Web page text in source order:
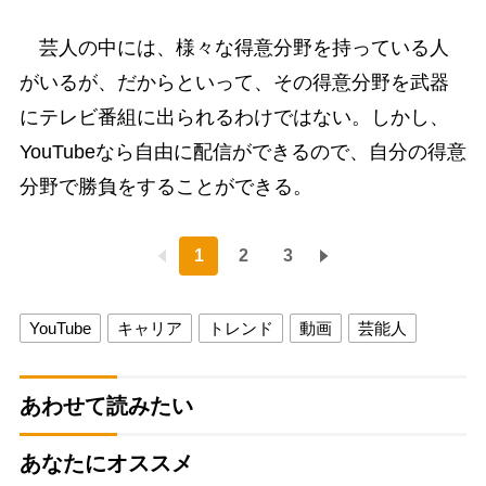
芸人の中には、様々な得意分野を持っている人
がいるが、だからといって、その得意分野を武器
にテレビ番組に出られるわけではない。しかし、
YouTubeなら自由に配信ができるので、自分の得意
分野で勝負をすることができる。
1 2 3
YouTube キャリア トレンド 動画 芸能人
あわせて読みたい
あなたにオススメ